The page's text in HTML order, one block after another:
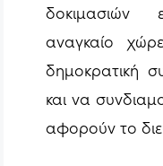
δοκιμασιών
αναγκαίο
δημοκρατική
και να
αφορούν το